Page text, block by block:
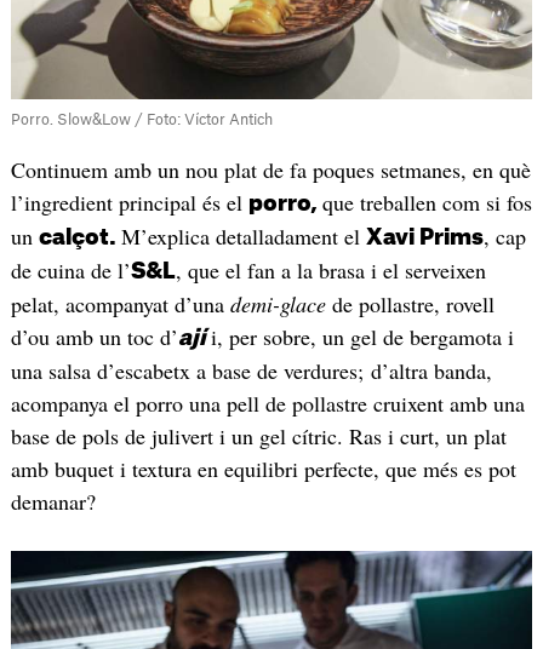
Porro. Slow&Low / Foto: Víctor Antich
Continuem amb un nou plat de fa poques setmanes, en què
l’ingredient principal és el porro, que treballen com si fos
un calçot. M’explica detalladament el Xavi Prims, cap
de cuina de l’S&L, que el fan a la brasa i el serveixen
pelat, acompanyat d’una demi-glacede pollastre, rovell
d’ou amb un toc d’ajíi, per sobre, un gel de bergamota i
una salsa d’escabetx a base de verdures; d’altra banda,
acompanya el porro una pell de pollastre cruixent amb una
base de pols de julivert i un gel cítric. Ras i curt, un plat
amb buquet i textura en equilibri perfecte, que més es pot
demanar?